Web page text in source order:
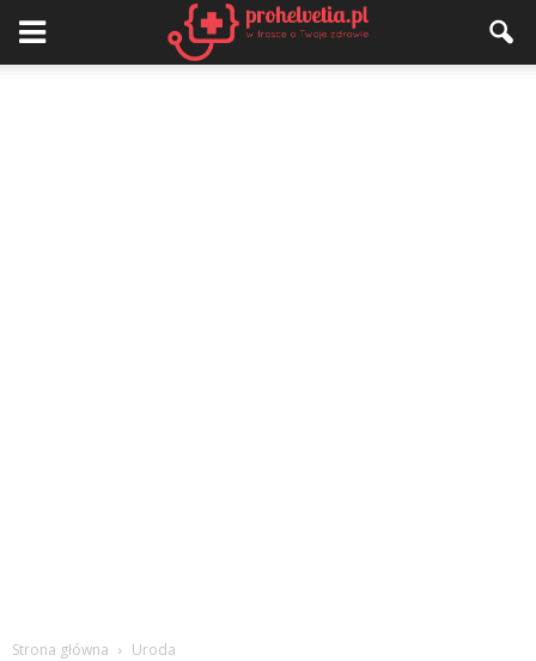
Strona główna Uroda